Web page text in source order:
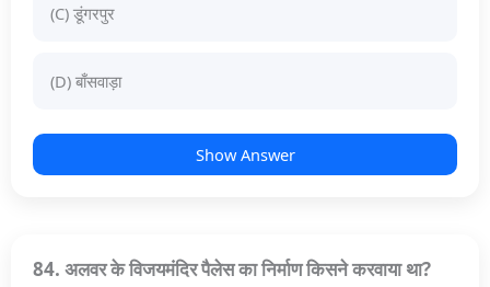
(C) डूंगरपुर
(D) बाँसवाड़ा
Show Answer
84. अलवर के विजयमंदिर पैलेस का निर्माण किसने करवाया था?